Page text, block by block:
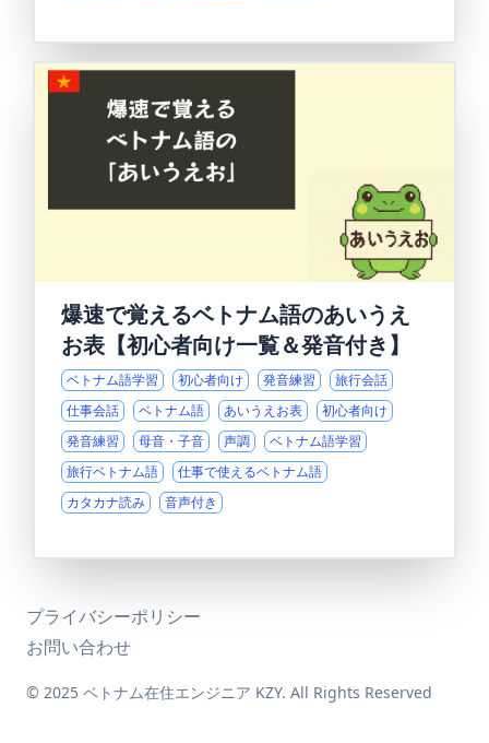
爆速で覚えるベトナム語のあいうえ
お表【初心者向け一覧＆発音付き】
ベトナム語学習 初心者向け 発音練習
旅行会話
仕事会話
ベトナム語 あいうえお表
初心者向け
発音練習
母音・子音 声調
ベトナム語学習
旅行ベトナム語
仕事で使えるベトナム語
カタカナ読み
音声付き
プライバシーポリシー
お問い合わせ
© 2025 ベトナム在住エンジニア KZY. All Rights Reserved